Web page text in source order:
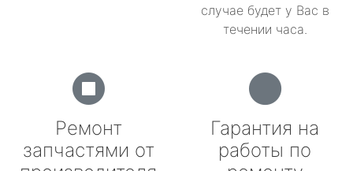
случае будет у Вас в
течении часа.
Ремонт
запчастями от
Гарантия на
работы по